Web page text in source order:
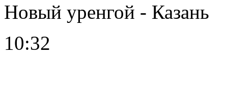
Новый уренгой - Казань
10:32